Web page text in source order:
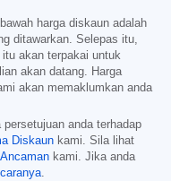
harga diskaun adalah
ditawarkan. Selepas itu,
akan terpakai untuk
akan datang. Harga
akan memaklumkan anda
anda terhadap
Diskaun kami. Sila lihat
kami. Jika anda
.